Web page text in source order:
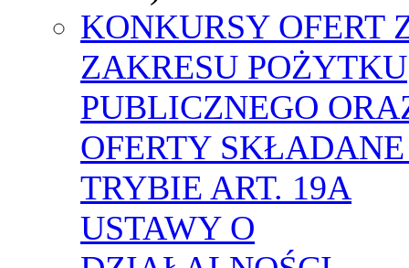
KONKURSY OFERT
ZAKRESU POŻYTKU
PUBLICZNEGO
OFERTY
TRYBIE ART. 19A
USTAWY O